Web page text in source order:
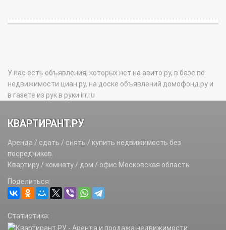
У нас есть объявления, которых нет на авито.ру, в базе по
недвижимости циан.ру, на доске объявлений домофонд.ру и
в газете из рук в руки irr.ru
КВАРТИРАНТ.РУ
Аренда / сдать / снять / купить недвижимость без
посредников.
Квартиру / комнату / дом / офис Московская область
Поделиться:
Статистика: